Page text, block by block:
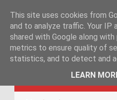
This site uses cookies from
and to analyze traffic. Your IP
shared with Google along
metrics to ensure quality of
statistics, and to detect and
LEARN